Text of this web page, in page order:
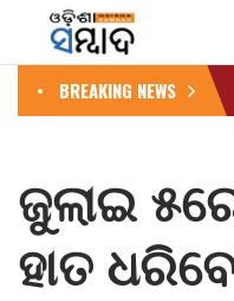
BREAKING NEWS
ଜୁଲାଇ
ହାତ